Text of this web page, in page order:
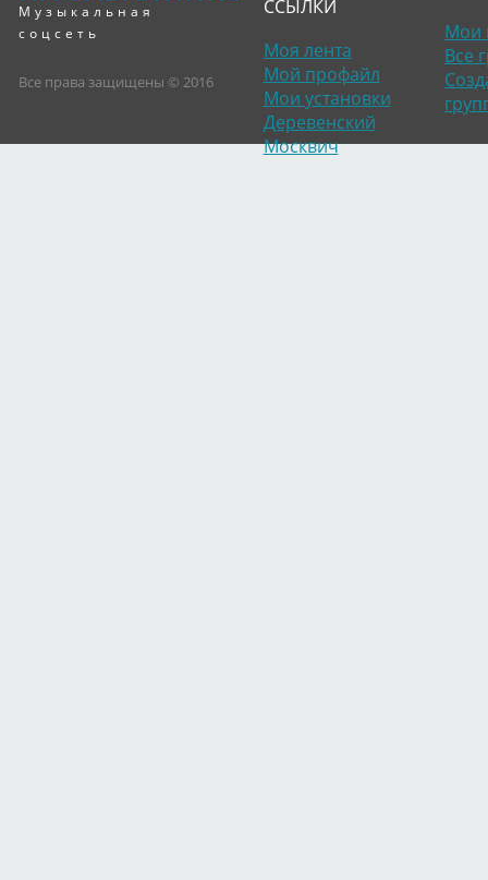
Музыкальная
соцсеть
Все права защищены © 2016
ССЫЛКИ
Моя лента
Мой профайл
Мои установки
Деревенский
Москвич
Мои
Все